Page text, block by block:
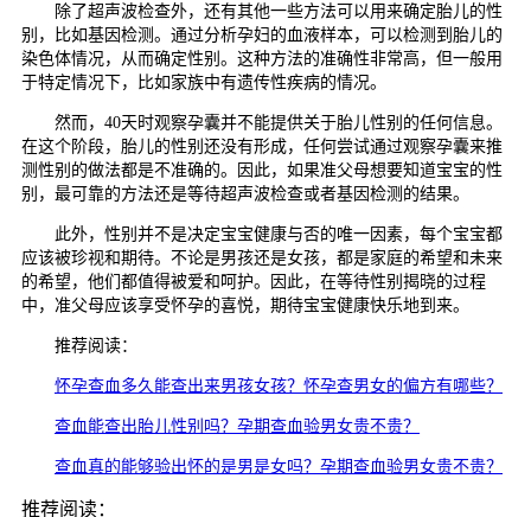
除了超声波检查外，还有其他一些方法可以用来确定胎儿的性
别，比如基因检测。通过分析孕妇的血液样本，可以检测到胎儿的
染色体情况，从而确定性别。这种方法的准确性非常高，但一般用
于特定情况下，比如家族中有遗传性疾病的情况。
然而，40天时观察孕囊并不能提供关于胎儿性别的任何信息。
在这个阶段，胎儿的性别还没有形成，任何尝试通过观察孕囊来推
测性别的做法都是不准确的。因此，如果准父母想要知道宝宝的性
别，最可靠的方法还是等待超声波检查或者基因检测的结果。
此外，性别并不是决定宝宝健康与否的唯一因素，每个宝宝都
应该被珍视和期待。不论是男孩还是女孩，都是家庭的希望和未来
的希望，他们都值得被爱和呵护。因此，在等待性别揭晓的过程
中，准父母应该享受怀孕的喜悦，期待宝宝健康快乐地到来。
推荐阅读：
怀孕查血多久能查出来男孩女孩？怀孕查男女的偏方有哪些？
查血能查出胎儿性别吗？孕期查血验男女贵不贵？
查血真的能够验出怀的是男是女吗？孕期查血验男女贵不贵？
推荐阅读：